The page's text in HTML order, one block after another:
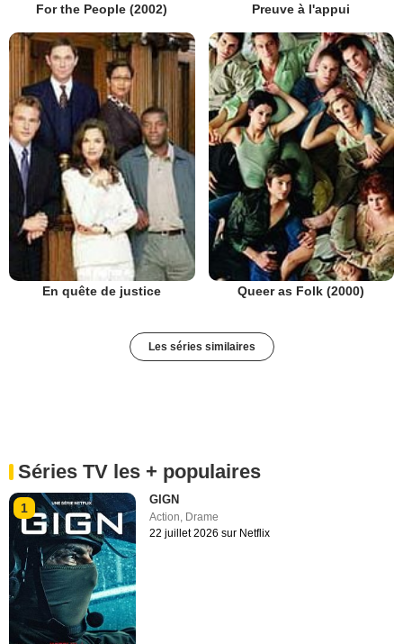
For the People (2002) Preuve à l'appui
En quête de justice Queer as Folk (2000)
Les séries similaires
Séries TV les + populaires
1
GIGN
Action Drame
22 juillet 2026 sur Netflix